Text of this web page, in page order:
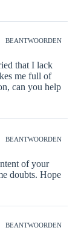
BEANTWOORDEN
that I lack
me full of
can you help
BEANTWOORDEN
of your
doubts. Hope
BEANTWOORDEN